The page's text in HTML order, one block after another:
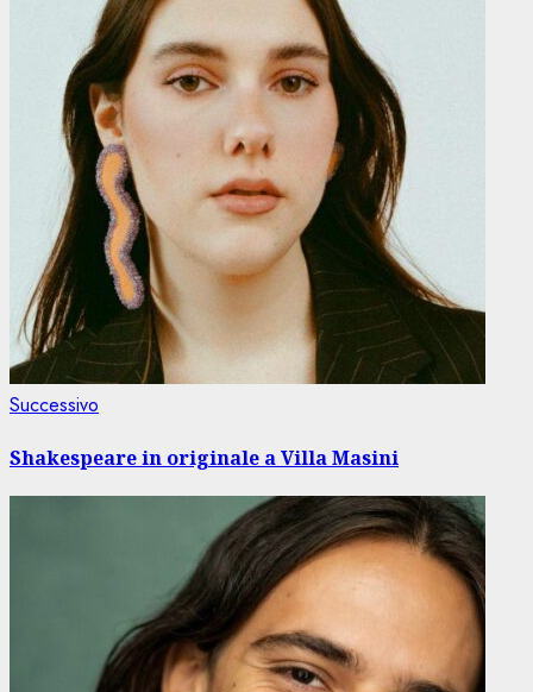
Successivo
Shakespeare in originale a Villa Masini